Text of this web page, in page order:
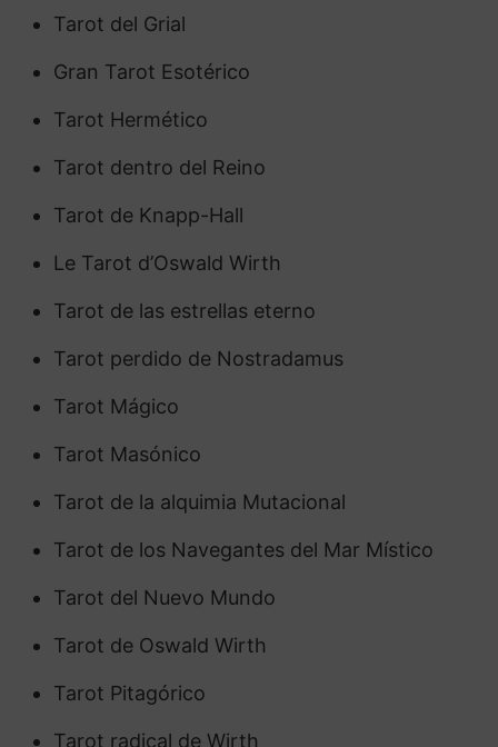
Tarot del Grial
Gran Tarot Esotérico
Tarot Hermético
Tarot dentro del Reino
Tarot de Knapp-Hall
Le Tarot d’Oswald Wirth
Tarot de las estrellas eterno
Tarot perdido de Nostradamus
Tarot Mágico
Tarot Masónico
Tarot de la alquimia Mutacional
Tarot de los Navegantes del Mar Místico
Tarot del Nuevo Mundo
Tarot de Oswald Wirth
Tarot Pitagórico
Tarot radical de Wirth